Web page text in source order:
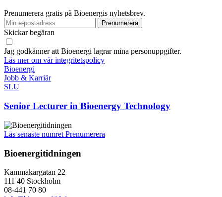
Prenumerera gratis på Bioenergis nyhetsbrev.
Skickar begäran
Jag godkänner att Bioenergi lagrar mina personuppgifter.
Läs mer om vår integritetspolicy
Bioenergi
Jobb & Karriär
SLU
Senior Lecturer in Bioenergy Technology
Läs senaste numret Prenumerera
Bioenergitidningen
Kammakargatan 22
111 40 Stockholm
08-441 70 80